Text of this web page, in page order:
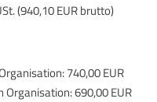
(940,10 EUR brutto)
740,00 EUR
690,00 EUR